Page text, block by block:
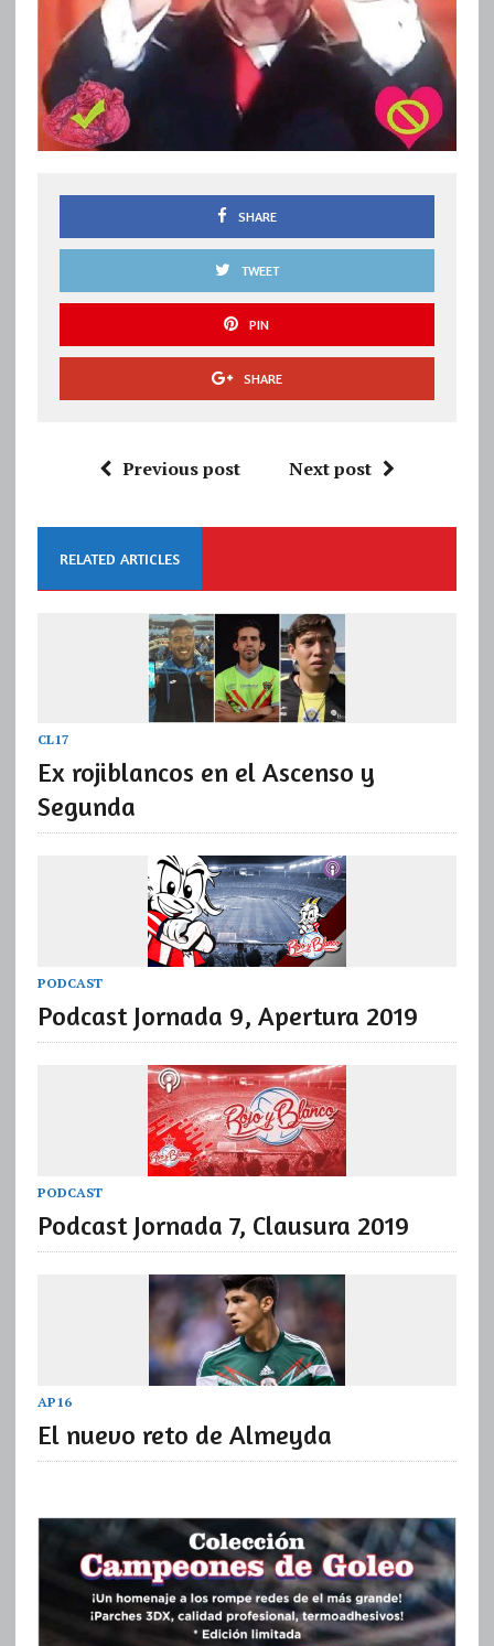
SHARE
TWEET
PIN
SHARE
Previous post Next post
RELATED ARTICLES
CL17
Ex rojiblancos en el Ascenso y
Segunda
PODCAST
Podcast Jornada 9, Apertura 2019
PODCAST
Podcast Jornada 7, Clausura 2019
AP16
El nuevo reto de Almeyda